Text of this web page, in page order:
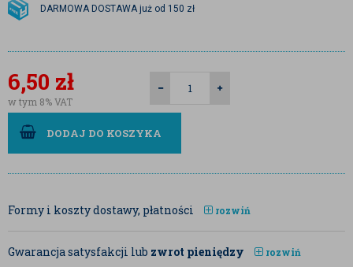
DARMOWA DOSTAWA już od 150 zł
6,50 zł
w tym 8% VAT
DODAJ DO KOSZYKA
Formy i koszty dostawy, płatności rozwiń
Gwarancja satysfakcji lub zwrot pieniędzy rozwiń